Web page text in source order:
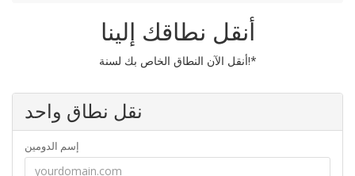
أنقل نطاقك إلينا
أنقل الآن النطاق الخاص بك لسنة!*
نقل نطاق واحد
إسم الدومين